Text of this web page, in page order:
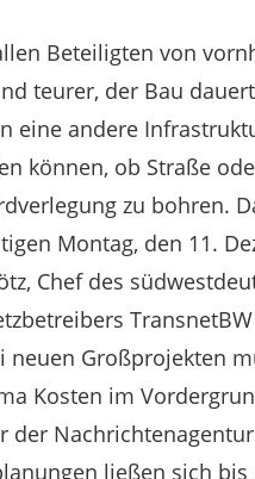
Beteiligten von
teurer, der Bau
eine andere
können, ob Straße
zu bohren.
Montag, den 11.
Chef des
neuen Großprojekten
Kosten im
der
ließen sich bis